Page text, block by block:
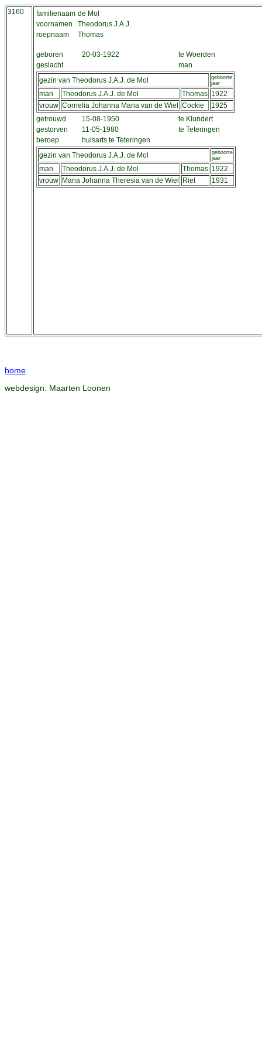
3160 familienaam de Mol
voornamen
Theodorus J.A.J.
roepnaam
Thomas
geboren 20-03-1922
te Woerden
geslacht
man
gezin van Theodorus J.A.J. de Mol
geboorte
jaar
man Theodorus J.A.J. de Mol Thomas 1922
vrouw Cornelia Johanna Maria van de Wiel Cockie
1925
getrouwd
15-08-1950
te Klundert
gestorven
11-05-1980
te Teteringen
beroep
huisarts te Teteringen
gezin van Theodorus J.A.J. de Mol
geboorte
jaar
man Theodorus J.A.J. de Mol Thomas 1922
vrouw Maria Johanna Theresia van de Wiel Riet 1931
home
webdesign: Maarten Loonen